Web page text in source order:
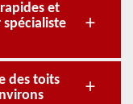
et
des toits